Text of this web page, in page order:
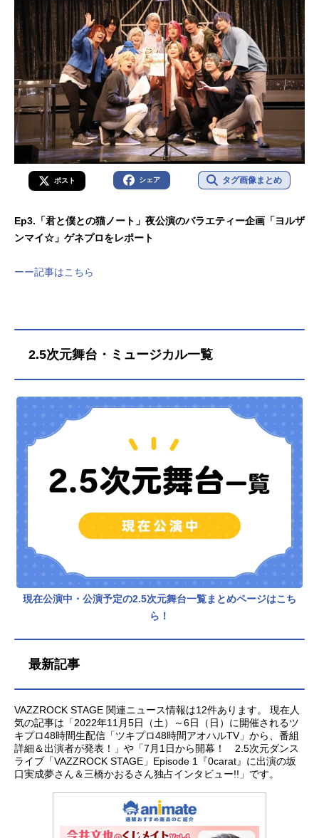
ポスト シェア タグ画像まとめ
Ep3.「君と僕との猫ノート」夜公演のバラエティー企画「ヨルザ
ンマイ☆」ゲネプロをレポート
ーー記事はこちら
2.5次元舞台・ミュージカル一覧
現在公演中・公演予定の2.5次元舞台一覧まとめページはこち
ら！
最新記事
VAZZROCK STAGE 関連ニュース情報は12件あります。 現在人
気の記事は「2022年11月5日（土）～6日（日）に開催されるツ
キプロ48時間生配信「ツキプロ48時間アオハルTV」から、番組
詳細＆出演者が発表！」や「7月1日から開幕！ 2.5次元ダンス
ライブ「VAZZROCK STAGE」Episode 1『0carat』に出演の坂
口実成夢さん＆三橋かおるさん独占インタビュー!!」です。